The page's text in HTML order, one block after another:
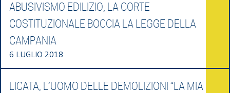
ABUSIVISMO EDILIZIO, LA CORTE
COSTITUZIONALE BOCCIA LA LEGGE DELLA
CAMPANIA
6 LUGLIO 2018
LICATA, L’UOMO DELLE DEMOLIZIONI “LA MIA